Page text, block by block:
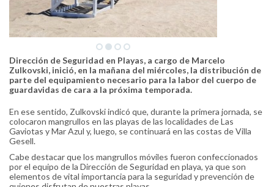
Dirección de Seguridad en Playas, a cargo de Marcelo
Zulkovski, inició, en la mañana del miércoles, la distribución de
parte del equipamiento necesario para la labor del cuerpo de
guardavidas de cara a la próxima temporada.
En ese sentido, Zulkovski indicó que, durante la primera jornada, se
colocaron mangrullos en las playas de las localidades de Las
Gaviotas y Mar Azul y, luego, se continuará en las costas de Villa
Gesell.
Cabe destacar que los mangrullos móviles fueron confeccionados
por el equipo de la Dirección de Seguridad en playa, ya que son
elementos de vital importancia para la seguridad y prevención de